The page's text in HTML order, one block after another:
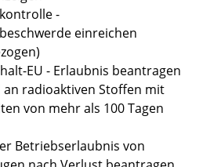
-
einreichen
EU - Erlaubnis beantragen
an radioaktiven Stoffen mit
von mehr als 100 Tagen
Betriebserlaubnis von